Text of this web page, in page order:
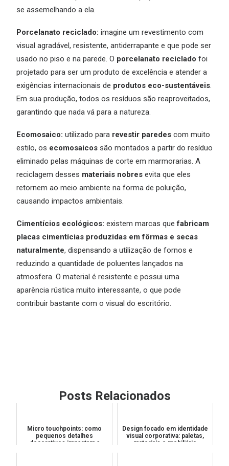
se assemelhando a ela.
Porcelanato reciclado: imagine um revestimento com
visual agradável, resistente, antiderrapante e que pode ser
usado no piso e na parede. O porcelanato reciclado foi
projetado para ser um produto de excelência e atender a
exigências internacionais de produtos eco-sustentáveis.
Em sua produção, todos os resíduos são reaproveitados,
garantindo que nada vá para a natureza.
Ecomosaico: utilizado para revestir paredes com muito
estilo, os ecomosaicos são montados a partir do resíduo
eliminado pelas máquinas de corte em marmorarias. A
reciclagem desses materiais nobres evita que eles
retornem ao meio ambiente na forma de poluição,
causando impactos ambientais.
Cimentícios ecológicos: existem marcas quefabricam
placas cimentícias produzidas em fôrmas e secas
naturalmente, dispensando a utilização de fornos e
reduzindo a quantidade de poluentes lançados na
atmosfera. O material é resistente e possui uma
aparência rústica muito interessante, o que pode
contribuir bastante com o visual do escritório.
Posts Relacionados
Micro touchpoints: como
pequenos detalhes
decorativos impactam a
Design focado em identidade
visual corporativa: paletas,
materiais e mobiliário